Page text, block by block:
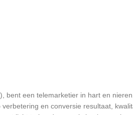
bent een telemarketier in hart en
en conversie resultaat,